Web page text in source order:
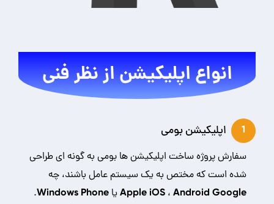
انواع اپلیکیشن از نظر فنی
1 اپلیکیشن بومی
سفارش پروژه ساخت اپلیکیشن ها بومی به گونه ای طراحی
شده است که مختص به یک سیستم عامل باشند، چه
Apple iOS ، Android Google یا Windows Phone.